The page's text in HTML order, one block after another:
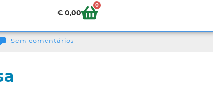
€ 0,00
0
Sem comentários